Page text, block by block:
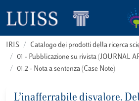
IRIS
Catalogo dei prodotti della ricerca
01 - Pubblicazione su rivista (JOURNAL
01.2 - Nota a sentenza (Case Note)
L’inafferrabile disvalore.